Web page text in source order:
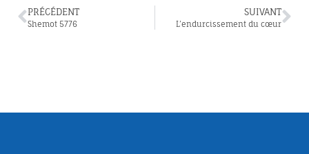
PRÉCÉDENT
Shemot 5776
SUIVANT
L’endurcissement du cœur